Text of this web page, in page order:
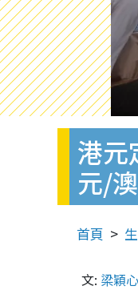
港元
元/
首頁
文: 梁穎心